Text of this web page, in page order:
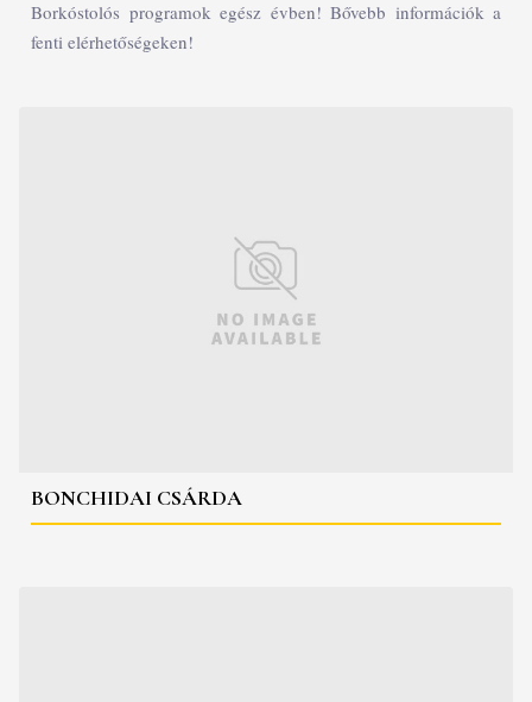
Borkóstolós programok egész évben! Bővebb információk a
fenti elérhetőségeken!
BONCHIDAI CSÁRDA